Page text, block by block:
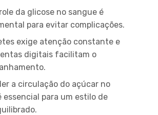
da glicose no sangue é
para evitar complicações.
exige atenção constante e
digitais facilitam o
a circulação do açúcar no
essencial para um estilo de